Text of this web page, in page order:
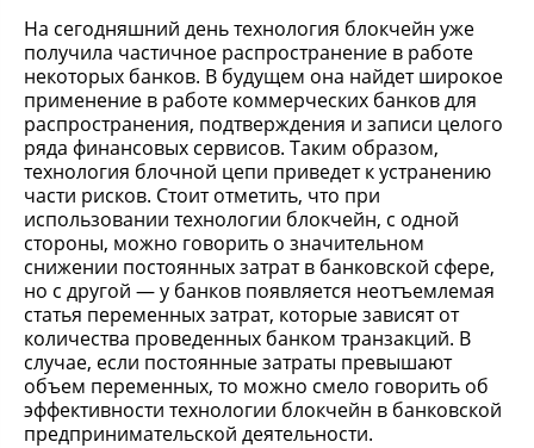
На сегодняшний день технология блокчейн уже
получила частичное распространение в работе
некоторых банков. В будущем она найдет широкое
применение в работе коммерческих банков для
распространения, подтверждения и записи целого
ряда финансовых сервисов. Таким образом,
технология блочной цепи приведет к устранению
части рисков. Стоит отметить, что при
использовании технологии блокчейн, с одной
стороны, можно говорить о значительном
снижении постоянных затрат в банковской сфере,
но с другой — у банков появляется неотъемлемая
статья переменных затрат, которые зависят от
количества проведенных банком транзакций. В
случае, если постоянные затраты превышают
объем переменных, то можно смело говорить об
эффективности технологии блокчейн в банковской
предпринимательской деятельности.